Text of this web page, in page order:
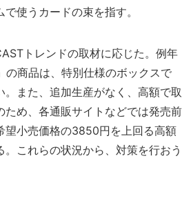
で使うカードの束を指す。
トレンドの取材に応じた。例年
の商品は、特別仕様のボックスで
。また、追加生産がなく、高額で取
ため、各通販サイトなどでは発売前
望小売価格の3850円を上回る高額
。これらの状況から、対策を行おう